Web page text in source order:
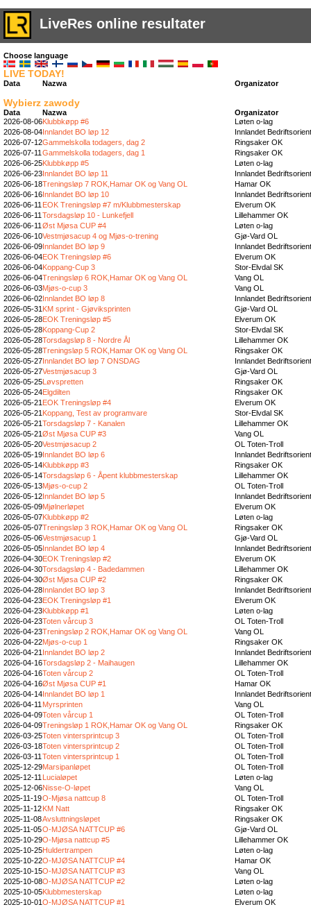
LiveRes online resultater
Choose language
LIVE TODAY!
Data Nazwa Organizator
Wybierz zawody
Data Nazwa
Organizator
2026-08-06Klubbkøpp #6
Løten o-lag
2026-08-04Innlandet BO løp 12
Innlandet
2026-07-12Gammelskolla todagers, dag 2
Ringsaker OK
2026-07-11 Gammelskolla todagers, dag 1
Ringsaker OK
2026-06-25Klubbkøpp #5
Løten o-lag
2026-06-23Innlandet BO løp 11
Innlandet
2026-06-18Treningsløp 7 ROK,Hamar OK og Vang OL
Hamar OK
2026-06-16Innlandet BO løp 10
Innlandet
2026-06-11 EOK Treningsløp #7 m/Klubbmesterskap
Elverum OK
2026-06-11 Torsdagsløp 10 - Lunkefjell
Lillehammer OK
2026-06-11 Øst Mjøsa CUP #4
Løten o-lag
2026-06-10Vestmjøsacup 4 og Mjøs-o-trening
Gjø-Vard OL
2026-06-09Innlandet BO løp 9
Innlandet
2026-06-04EOK Treningsløp #6
Elverum OK
2026-06-04Koppang-Cup 3
Stor-Elvdal SK
2026-06-04Treningsløp 6 ROK,Hamar OK og Vang OL
Vang OL
2026-06-03Mjøs-o-cup 3
Vang OL
2026-06-02Innlandet BO løp 8
Innlandet
2026-05-31 KM sprint - Gjøviksprinten
Gjø-Vard OL
2026-05-28EOK Treningsløp #5
Elverum OK
2026-05-28Koppang-Cup 2
Stor-Elvdal SK
2026-05-28Torsdagsløp 8 - Nordre Ål
Lillehammer OK
2026-05-28Treningsløp 5 ROK,Hamar OK og Vang OL
Ringsaker OK
2026-05-27Innlandet BO løp 7 ONSDAG
Innlandet
2026-05-27Vestmjøsacup 3
Gjø-Vard OL
2026-05-25Løvspretten
Ringsaker OK
2026-05-24Elgdilten
Ringsaker OK
2026-05-21 EOK Treningsløp #4
Elverum OK
2026-05-21 Koppang, Test av programvare
Stor-Elvdal SK
2026-05-21Torsdagsløp 7 - Kanalen
Lillehammer OK
2026-05-21Øst Mjøsa CUP #3
Vang OL
2026-05-20Vestmjøsacup 2
OL Toten-Troll
2026-05-19Innlandet BO løp 6
Innlandet
2026-05-14Klubbkøpp #3
Ringsaker OK
2026-05-14Torsdagsløp 6 - Åpent klubbmesterskap
Lillehammer OK
2026-05-13Mjøs-o-cup 2
OL Toten-Troll
2026-05-12Innlandet BO løp 5
Innlandet
2026-05-09Mjølnerløpet
Elverum OK
2026-05-07Klubbkøpp #2
Løten o-lag
2026-05-07Treningsløp 3 ROK,Hamar OK og Vang OL
Ringsaker OK
2026-05-06Vestmjøsacup 1
Gjø-Vard OL
2026-05-05Innlandet BO løp 4
Innlandet
2026-04-30EOK Treningsløp #2
Elverum OK
2026-04-30Torsdagsløp 4 - Badedammen
Lillehammer OK
2026-04-30Øst Mjøsa CUP #2
Ringsaker OK
2026-04-28Innlandet BO løp 3
Innlandet
2026-04-23EOK Treningsløp #1
Elverum OK
2026-04-23Klubbkøpp #1
Løten o-lag
2026-04-23Toten vårcup 3
OL Toten-Troll
2026-04-23Treningsløp 2 ROK,Hamar OK og Vang OL
Vang OL
2026-04-22Mjøs-o-cup 1
Ringsaker OK
2026-04-21 Innlandet BO løp 2
Innlandet
2026-04-16Torsdagsløp 2 - Maihaugen
Lillehammer OK
2026-04-16Toten vårcup 2
OL Toten-Troll
2026-04-16Øst Mjøsa CUP #1
Hamar OK
2026-04-14Innlandet BO løp 1
Innlandet
2026-04-11 Myrsprinten
Vang OL
2026-04-09Toten vårcup 1
OL Toten-Troll
2026-04-09Treningsløp 1 ROK,Hamar OK og Vang OL
Ringsaker OK
2026-03-25Toten vintersprintcup 3
OL Toten-Troll
2026-03-18Toten vintersprintcup 2
OL Toten-Troll
2026-03-11 Toten vintersprintcup 1
OL Toten-Troll
2025-12-29Marsipanløpet
OL Toten-Troll
2025-12-11 Lucialøpet
Løten o-lag
2025-12-06Nisse-O-løpet
Vang OL
2025-11-19O-Mjøsa nattcup 8
OL Toten-Troll
2025-11-12KM Natt
Ringsaker OK
2025-11-08Avsluttningsløpet
Ringsaker OK
2025-11-05O-MJØSA NATTCUP #6
Gjø-Vard OL
2025-10-29O-Mjøsa nattcup #5
Lillehammer OK
2025-10-25Huldertrampen
Løten o-lag
2025-10-22O-MJØSA NATTCUP #4
Hamar OK
2025-10-15O-MJØSA NATTCUP #3
Vang OL
2025-10-08O-MJØSA NATTCUP #2
Løten o-lag
2025-10-05Klubbmesterskap
Løten o-lag
2025-10-01O-MJØSA NATTCUP #1
Elverum OK